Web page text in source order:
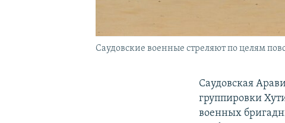
Саудовские военные стреляют по целям
Саудовская
группировки
военных